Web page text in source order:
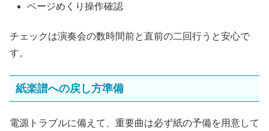
ページめくり操作確認
チェックは演奏会の数時間前と直前の二回行うと安心で
す。
紙楽譜への戻し方準備
電源トラブルに備えて、重要曲は必ず紙の予備を用意して